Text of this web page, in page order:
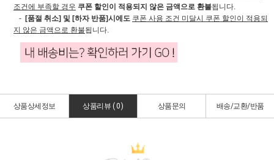
조건에 부족할 경우 쿠폰 할인이 적용되지 않은 금액으로 환불됩니다.
- [품절 취소] 및 [하자 반품]시에도 쿠폰 사용 조건 미달시 쿠폰 할인이 적용되
지 않은 금액으로 환불됩니다.
상품상세정보 상품리뷰 (0) 상품문의 배송/교환/반품